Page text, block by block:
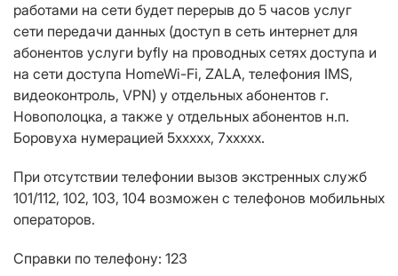
работами на сети будет перерыв до 5 часов услуг
сети передачи данных (доступ в сеть интернет для
абонентов услуги byfly на проводных сетях доступа и
на сети доступа HomeWi-Fi, ZALA, телефония IMS,
видеоконтроль, VPN) у отдельных абонентов г.
Новополоцка, а также у отдельных абонентов н.п.
Боровуха нумерацией 5ххххх, 7ххххх.
При отсутствии телефонии вызов экстренных служб
101/112, 102, 103, 104 возможен с телефонов мобильных
операторов.
Справки по телефону: 123